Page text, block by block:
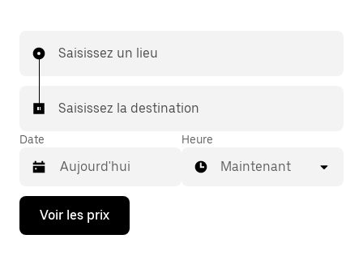
Saisissez un lieu
Saisissez la destination
Date
Appuyez
la
Heure
Maintenant
Voir les prix